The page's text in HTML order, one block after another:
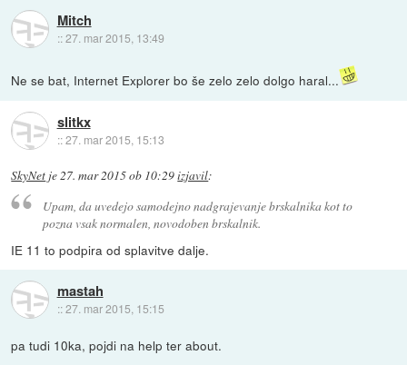
Mitch
::27. mar 2015, 13:49
Ne se bat, Internet Explorer bo še zelo zelo dolgo haral...
slitkx
::27. mar 2015, 15:13
SkyNet je27. mar 2015 ob 10:29izjavil:
Upam, da uvedejo samodejno nadgrajevanje brskalnika kot to
pozna vsak normalen, novodoben brskalnik.
IE 11 to podpira od splavitve dalje.
mastah
::27. mar 2015, 15:15
pa tudi 10ka, pojdi na help ter about.